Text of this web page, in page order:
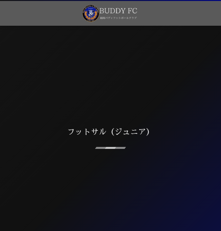
フットサル（ジュニア）